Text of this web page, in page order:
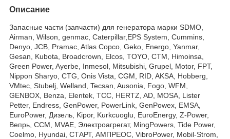
Описание
Запасные части (запчасти) для генератора марки SDMO,
Airman, Wilson, genmac, Caterpillar,EPS System, Cummins,
Denyo, JCB, Pramac, Atlas Copco, Geko, Energo, Yanmar,
Gesan, Kubota, Broadcrown, Elcos, TOYO, CTM, Himoinsa,
Green Power, Ayerbe, Inmesol, Mitsubishi, Grupel, Motor, FPT,
Nippon Sharyo, CTG, Onis Vista, CGM, RID, AKSA, Hobberg,
VMtec, Stubelj, Welland, Tecsan, Ausonia, Fogo, WFM,
GENBOX, Benza, Elentek, TCC, HERTZ, AD, MOSA, Lister
Petter, Endress, GenPower, PowerLink, GenPowex, EMSA,
EuroPower, Дизель, Kipor, Kurkcuoglu, EuroEnergy, Z-Power,
Вепрь, CCM, MVAE, Электроагрегат, MingPowers, Tide Power,
Coelmo, Hyundai, СТАРТ, АМПРЕОС, VibroPower, Mobil-Strom,